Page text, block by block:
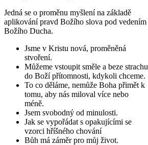
Jedná se o proměnu myšlení na základě
aplikování pravd Božího slova pod vedením
Božího Ducha.
Jsme v Kristu nová, proměněná
stvoření.
Můžeme vstoupit směle a beze strachu
do Boží přítomnosti, kdykoli chceme.
To co děláme, nemůže Boha přimět k
tomu, aby nás miloval více nebo
méně.
Jsem svobodný od minulosti.
Jak se vypořádat s opakujícími se
vzorci hříšného chování
Bůh má záměr pro můj život.